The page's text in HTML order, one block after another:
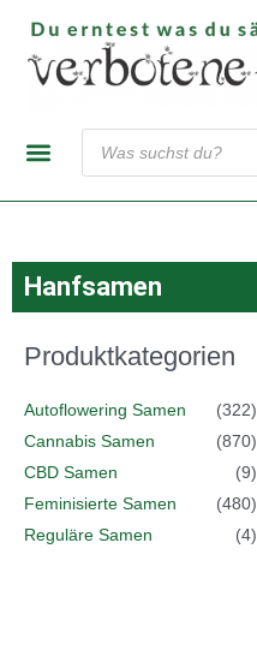
Inhalt
springen
Products
search
Hanfsamen
Produktkategorien
Autoflowering Samen
(322)
Cannabis Samen
(870)
CBD Samen
(9)
Feminisierte Samen
(480)
Reguläre Samen
(4)